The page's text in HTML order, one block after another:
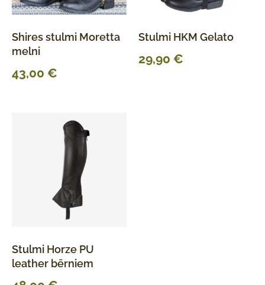
Shires stulmi Moretta
melni
43,00 €
Stulmi HKM Gelato
29,90 €
Stulmi Horze PU
leather bērniem